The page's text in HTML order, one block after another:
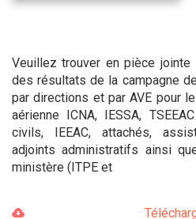
Veuillez trouver en pièce
des résultats de la campagne
par directions et par AVE pour
aérienne ICNA, IESSA,
civils, IEEAC, attachés,
adjoints administratifs ainsi
ministère (ITPE et